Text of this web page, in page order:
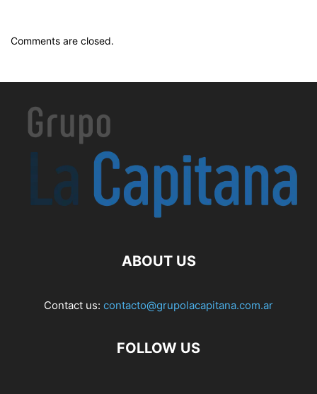
Comments are closed.
ABOUT US
Contact us: contacto@grupolacapitana.com.ar
FOLLOW US